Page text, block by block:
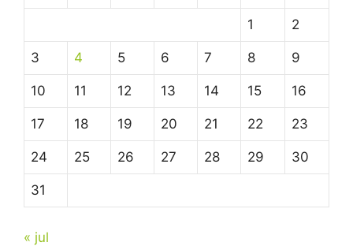
1 2
3 4 5 6 7 8 9
10 11 12 13 14 15 16
17 18 19 20 21 22 23
24 25 26 27 28 29 30
31
« jul